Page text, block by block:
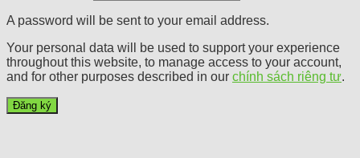
A password will be sent to your email address.
Your personal data will be used to support your experience
throughout this website, to manage access to your account,
and for other purposes described in our chính sách riêng tư.
Đăng ký